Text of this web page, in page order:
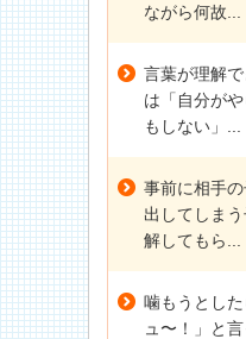
ながら何故...
言葉が理解
は「自分が
もしない」...
事前に相手
出してしま
解してもら...
噛もうとし
ュ〜！」と